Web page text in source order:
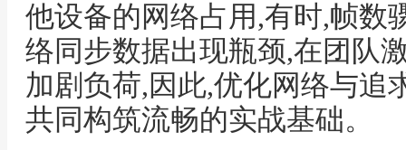
他设备的网络占用,有时,帧数
络同步数据出现瓶颈,在团队
加剧负荷,因此,优化网络与追
共同构筑流畅的实战基础。